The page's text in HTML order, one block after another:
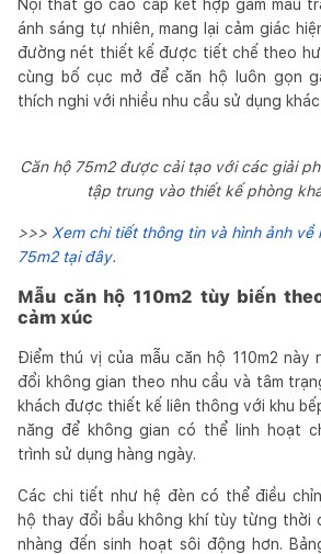
Nội thất gỗ cao cấp kết hợp gam màu
ánh sáng tự nhiên, mang lại cảm giác
đường nét thiết kế được tiết chế theo
cùng bố cục mở để căn hộ luôn gọn
thích nghi với nhiều nhu cầu sử dụng khác
Căn hộ 75m2 được cải tạo với các giải
tập trung vào thiết kế phòng
>>> Xem chi tiết thông tin và hình ảnh về
75m2 tại đây.
Mẫu căn hộ 110m2 tùy biến
cảm xúc
Điểm thú vị của mẫu căn hộ 110m2 này
đổi không gian theo nhu cầu và tâm
khách được thiết kế liên thông với khu
năng để không gian có thể linh hoạt
trình sử dụng hàng ngày.
Các chi tiết như hệ đèn có thể điều
hộ thay đổi bầu không khí tùy từng thời
nhàng đến sinh hoạt sôi động hơn.